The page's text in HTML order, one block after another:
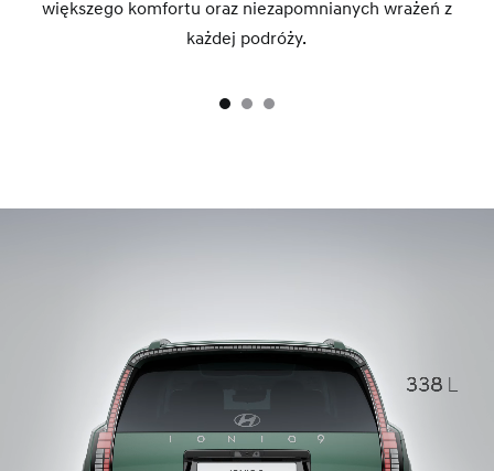
większego komfortu oraz niezapomnianych wrażeń z
każdej podróży.